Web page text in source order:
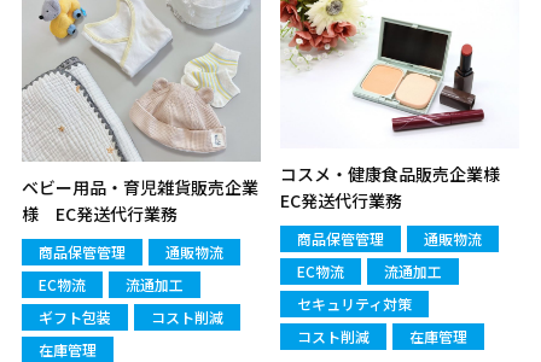
ベビー用品・育児雑貨販売企業
様 EC発送代行業務
商品保管管理
通販物流
EC物流
流通加工
ギフト包装
コスト削減
在庫管理
コスメ・健康食品販売企業様
EC発送代行業務
商品保管管理
通販物流
EC物流
流通加工
セキュリティ対策
コスト削減
在庫管理